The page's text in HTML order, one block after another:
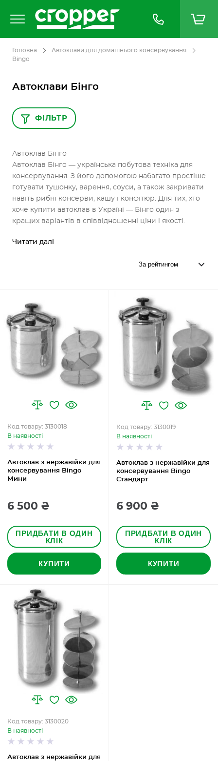
Головна
Автоклави для домашнього консервування
Bingo
Автоклави Бінго
Автоклав Бінго
Автоклав Бінго — українська побутова техніка для
консервування. З його допомогою набагато простіше
готувати тушонку, варення, соуси, а також закривати
навіть рибні консерви, кашу і конфітюр. Для тих, хто
хоче купити автоклав в Україні — Бінго один з
кращих варіантів в співвідношенні ціни і якості.
Читати далі
Автоклав з нержавійки для
консервування Bingo
Мини
Код товару: 3130018
В наявності
6 500 ₴
ПРИДБАТИ В ОДИН
КЛІК
КУПИТИ
Автоклав з нержавійки для
консервування Bingo
Стандарт
Код товару: 3130019
В наявності
6 900 ₴
ПРИДБАТИ В ОДИН
КЛІК
КУПИТИ
Автоклав з нержавійки для
Код товару: 3130020
В наявності
ФІЛЬТР